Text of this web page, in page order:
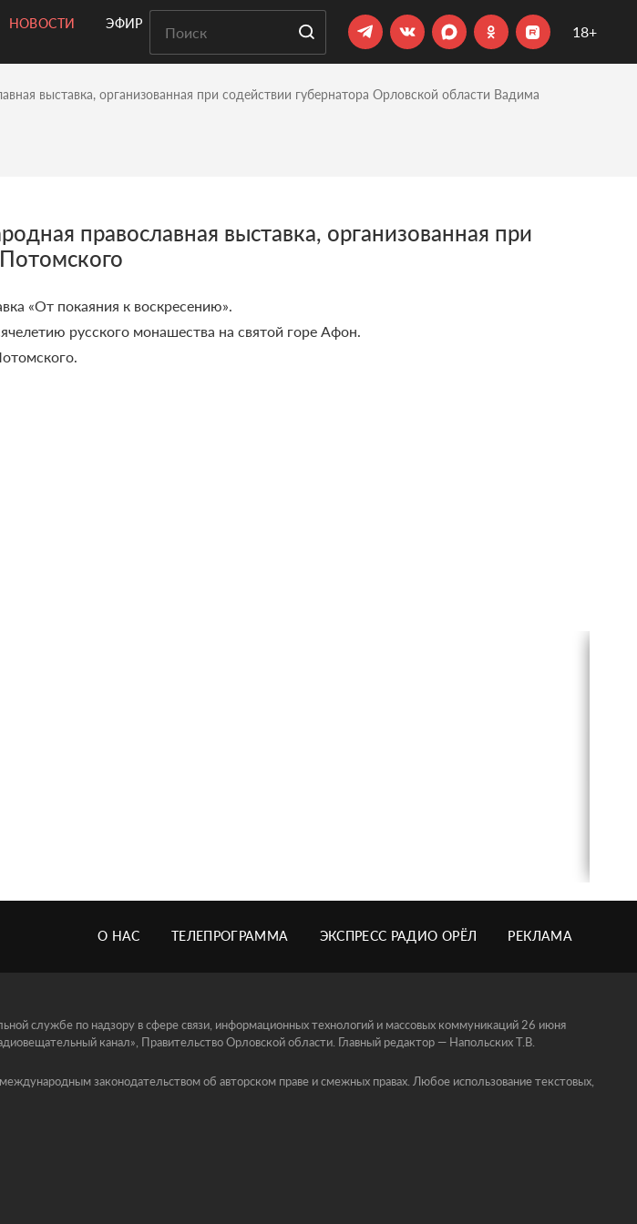
НОВОСТИ ЭФИР 18+
выставка, организованная при содействии губернатора Орловской области Вадима
православная выставка, организованная при
«От покаяния к воскресению».
русского монашества на святой горе Афон.
О НАС ТЕЛЕПРОГРАММА ЭКСПРЕСС РАДИО ОРЁЛ РЕКЛАМА
службе по надзору в сфере связи, информационных технологий и массовых коммуникаций 26 июня
канал», Правительство Орловской области. Главный редактор — Напольских Т.В.
законодательством об авторском праве и смежных правах. Любое использование текстовых,